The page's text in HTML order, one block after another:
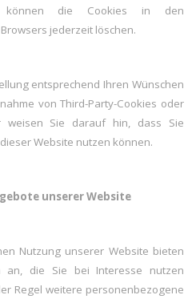
können die Cookies in den
jederzeit löschen.
entsprechend Ihren Wünschen
von Third-Party-Cookies oder
weisen Sie darauf hin, dass Sie
Website nutzen können.
unserer Website
Nutzung unserer Website bieten
an, die Sie bei Interesse nutzen
Regel weitere personenbezogene